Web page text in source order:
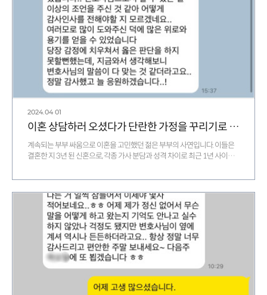
2024.04 01
이혼 상담하러 오셨다가 단란한 가정을 꾸리기로 다짐한 의뢰인 후기
계속되는 부부 싸움으로 이혼을 고민했던 젊은 부부의 사연입니다. 이들은
결혼한 지 3년 된 신혼으로, 각종 가사 분담과 성격 차이로 최근 1년 사이